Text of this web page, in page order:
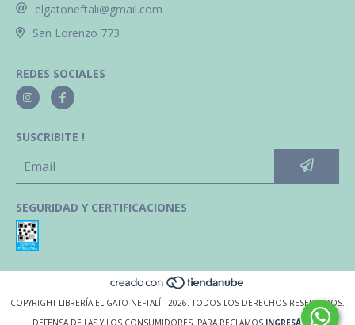
elgatoneftali@gmail.com
San Lorenzo 773
REDES SOCIALES
SUSCRIBITE !
SEGURIDAD Y CERTIFICACIONES
COPYRIGHT LIBRERÍA EL GATO NEFTALÍ - 2026. TODOS LOS DERECHOS RESERVADOS.